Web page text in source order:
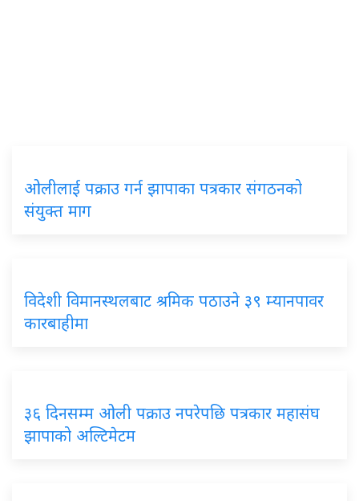
ओलीलाई पक्राउ गर्न झापाका पत्रकार संगठनको
संयुक्त माग
विदेशी विमानस्थलबाट श्रमिक पठाउने ३९ म्यानपावर
कारबाहीमा
३६ दिनसम्म ओली पक्राउ नपरेपछि पत्रकार महासंघ
झापाको अल्टिमेटम